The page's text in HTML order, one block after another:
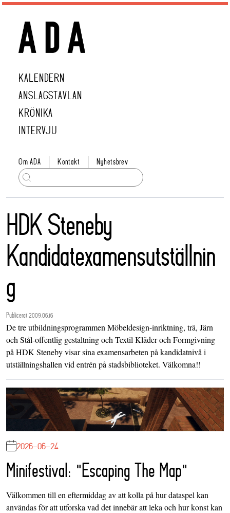
KALENDERN
ANSLAGSTAVLAN
KRÖNIKA
INTERVJU
Om ADA Kontakt Nyhetsbrev
HDK Steneby
Kandidatexamensutställnin
g
Publicerat 2009.06.16
De tre utbildningsprogrammen Möbeldesign-inriktning, trä, Järn
och Stål-offentlig gestaltning och Textil Kläder och Formgivning
på HDK Steneby visar sina examensarbeten på kandidatnivå i
utställningshallen vid entrén på stadsbiblioteket. Välkomna!!
2026-06-24
Minifestival: "Escaping The Map"
Välkommen till en eftermiddag av att kolla på hur dataspel kan
användas för att utforska vad det innebär att leka och hur konst kan